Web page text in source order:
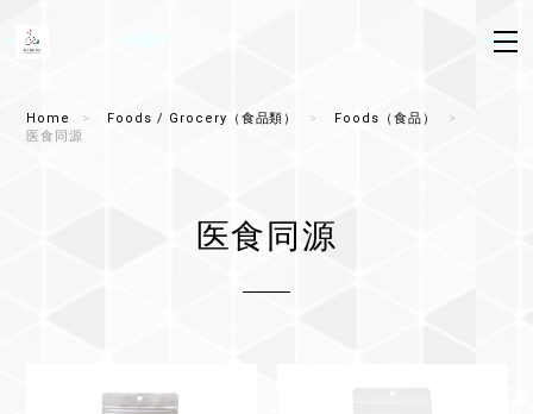
Home Foods / Grocery（食品類）
Foods（食品）
医食同源
医食同源